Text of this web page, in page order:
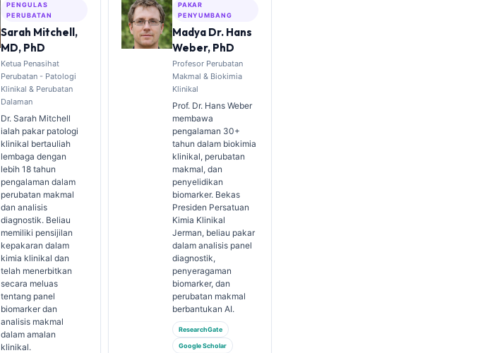
PENGULAS
PERUBATAN
Sarah Mitchell,
MD, PhD
Ketua Penasihat
Perubatan - Patologi
Klinikal & Perubatan
Dalaman
Dr. Sarah Mitchell
ialah pakar patologi
klinikal bertauliah
lembaga dengan
lebih 18 tahun
pengalaman dalam
perubatan makmal
dan analisis
diagnostik. Beliau
memiliki pensijilan
kepakaran dalam
kimia klinikal dan
telah menerbitkan
secara meluas
tentang panel
biomarker dan
analisis makmal
dalam amalan
klinikal.
PAKAR
PENYUMBANG
Madya Dr. Hans
Weber, PhD
Profesor Perubatan
Makmal & Biokimia
Klinikal
Prof. Dr. Hans Weber
membawa
pengalaman 30+
tahun dalam biokimia
klinikal, perubatan
makmal, dan
penyelidikan
biomarker. Bekas
Presiden Persatuan
Kimia Klinikal
Jerman, beliau pakar
dalam analisis panel
diagnostik,
penyeragaman
biomarker, dan
perubatan makmal
berbantukan AI.
ResearchGate
Google Scholar